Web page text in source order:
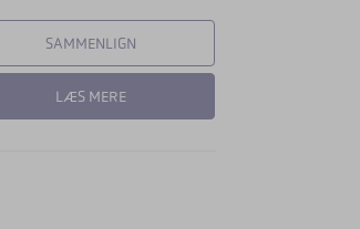
SAMMENLIGN
LÆS MERE